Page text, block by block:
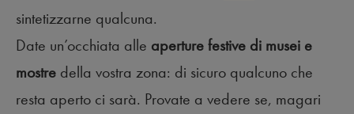
sintetizzarne qualcuna.
Date un’occhiata alle aperture festive di musei e
mostre della vostra zona: di sicuro qualcuno che
resta aperto ci sarà. Provate a vedere se, magari